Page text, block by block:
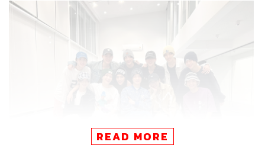
READ MORE